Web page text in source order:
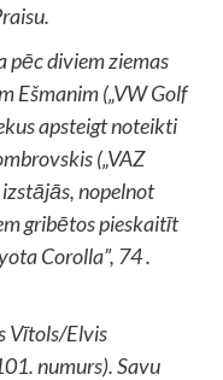
pēc diviem ziemas
Ešmanim („VW Golf
apsteigt noteikti
(„VAZ
nopelnot
gribētos pieskaitīt
Corolla”, 74 .
Vītols/Elvis
numurs). Savu